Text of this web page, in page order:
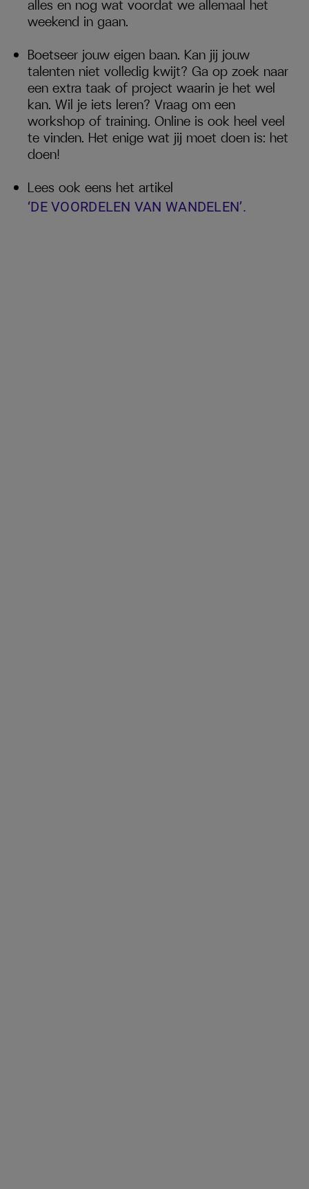
alles en nog wat voordat we allemaal het
weekend in gaan.
Boetseer jouw eigen baan. Kan jij jouw
talenten niet volledig kwijt? Ga op zoek naar
een extra taak of project waarin je het wel
kan. Wil je iets leren? Vraag om een
workshop of training. Online is ook heel veel
te vinden. Het enige wat jij moet doen is: het
doen!
Lees ook eens het artikel
‘DE VOORDELEN VAN WANDELEN’.